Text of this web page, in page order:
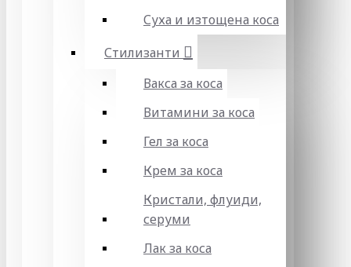
Суха и изтощена коса
Стилизанти
Вакса за коса
Витамини за коса
Гел за коса
Крем за коса
Кристали, флуиди,
серуми
Лак за коса